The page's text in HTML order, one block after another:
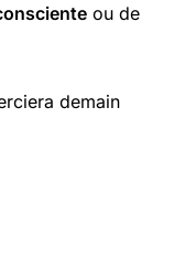
ou de
demain